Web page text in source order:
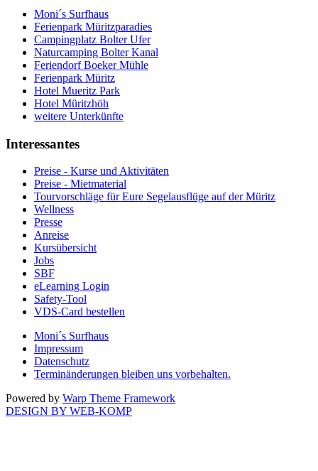
Moni´s Surfhaus
Ferienpark Müritzparadies
Campingplatz Bolter Ufer
Naturcamping Bolter Kanal
Feriendorf Boeker Mühle
Ferienpark Müritz
Hotel Mueritz Park
Hotel Müritzhöh
weitere Unterkünfte
Interessantes
Preise - Kurse und Aktivitäten
Preise - Mietmaterial
Tourvorschläge für Eure Segelausflüge auf der Müritz
Wellness
Presse
Anreise
Kursübersicht
Jobs
SBF
eLearning Login
Safety-Tool
VDS-Card bestellen
Moni´s Surfhaus
Impressum
Datenschutz
Terminänderungen bleiben uns vorbehalten.
Powered by Warp Theme Framework
DESIGN BY WEB-KOMP